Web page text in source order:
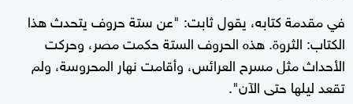
في مقدمة كتابه، يقول ثابت: "عن ستة حروف يتحدث هذا
الكتاب: الثروة. هذه الحروف الستة حكمت مصر، وحركت
الأحداث مثل مسرح العرائس، وأقامت نهار المحروسة، ولم
تقعد ليلها حتى الآن".